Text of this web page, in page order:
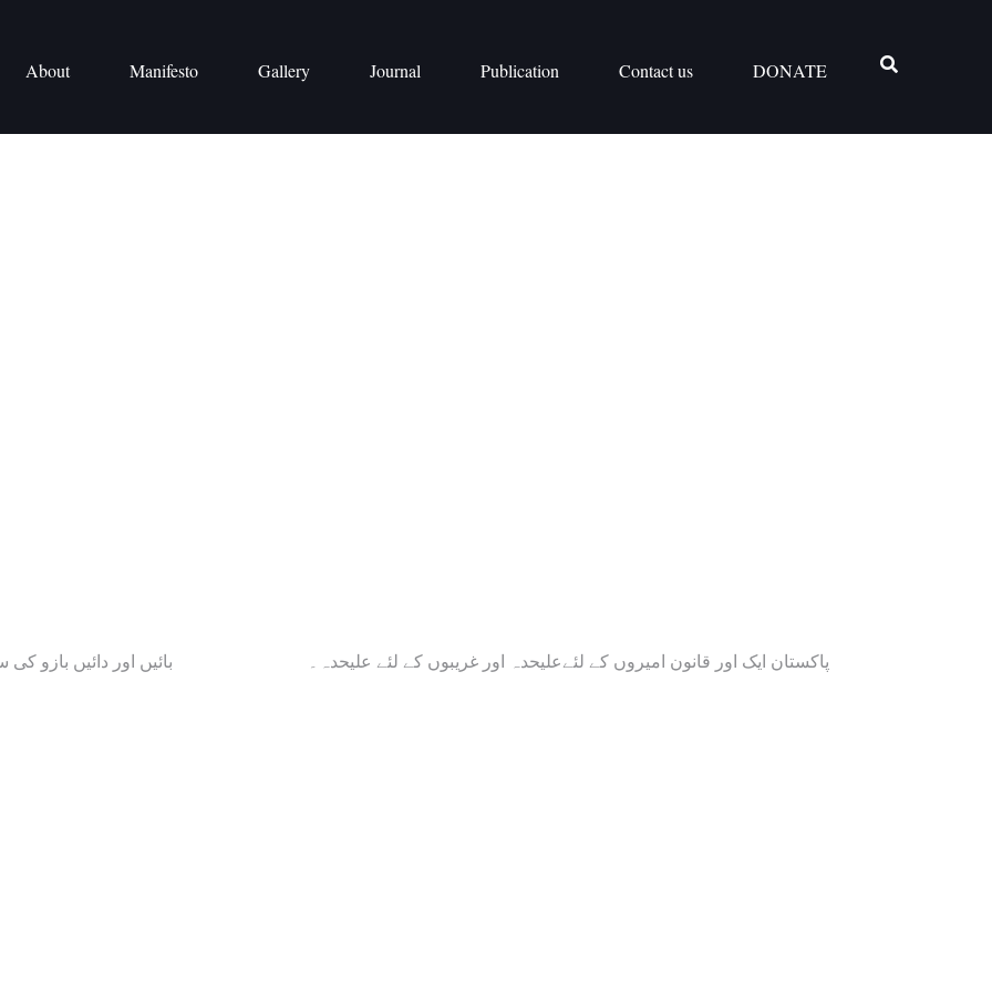
About Manifesto Gallery Journal Publication Contact us DONATE
بائیں اور دائیں
پاکستان ایک اور قانون امیروں کے لئےعلیحدہ اور غریبوں کے لئے علیحدہ۔